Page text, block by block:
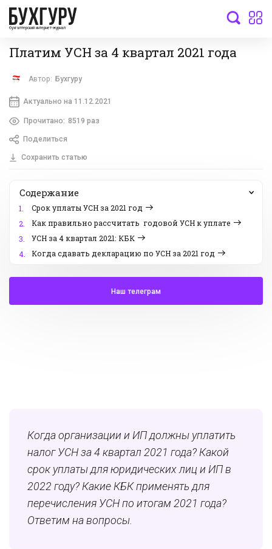
бухгалтерский интернет-журнал
Платим УСН за 4 квартал 2021 года
Автор: Бухгуру
Актуально на 11.12.2021
Прочитано: 8519 раз
Поделиться
Сохранить статью
Содержание
1.
Срок уплаты УСН за 2021 год
2.
Как правильно рассчитать годовой УСН к уплате
3.
УСН за 4 квартал 2021: КБК
4.
Когда сдавать декларацию по УСН за 2021 год
Наш телеграм
Когда организации и ИП должны уплатить
налог УСН за 4 квартал 2021 года? Какой
срок уплаты для юридических лиц и ИП в
2022 году? Какие КБК применять для
перечисления УСН по итогам 2021 года?
Ответим на вопросы.